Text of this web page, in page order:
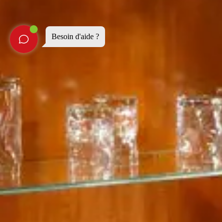
Besoin d'aide ?